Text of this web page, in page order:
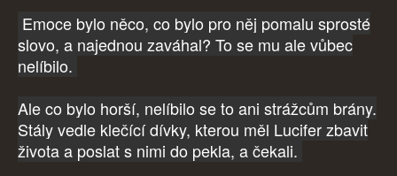
Emoce bylo něco, co bylo pro něj pomalu sprosté
slovo, a najednou zaváhal? To se mu ale vůbec
nelíbilo.
Ale co bylo horší, nelíbilo se to ani strážcům brány.
Stály vedle klečící dívky, kterou měl Lucifer zbavit
života a poslat s nimi do pekla, a čekali.